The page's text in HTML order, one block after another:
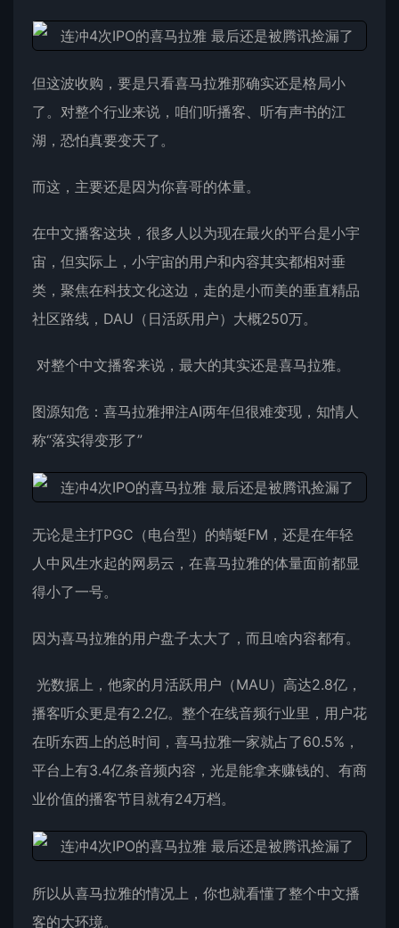
但这波收购，要是只看喜马拉雅那确实还是格局小
了。对整个行业来说，咱们听播客、听有声书的江
湖，恐怕真要变天了。
而这，主要还是因为你喜哥的体量。
在中文播客这块，很多人以为现在最火的平台是小宇
宙，但实际上，小宇宙的用户和内容其实都相对垂
类，聚焦在科技文化这边，走的是小而美的垂直精品
社区路线，DAU（日活跃用户）大概250万。
对整个中文播客来说，最大的其实还是喜马拉雅。
图源知危：喜马拉雅押注AI两年但很难变现，知情人
称“落实得变形了”
无论是主打PGC（电台型）的蜻蜓FM，还是在年轻
人中风生水起的网易云，在喜马拉雅的体量面前都显
得小了一号。
因为喜马拉雅的用户盘子太大了，而且啥内容都有。
光数据上，他家的月活跃用户（MAU）高达2.8亿，
播客听众更是有2.2亿。整个在线音频行业里，用户花
在听东西上的总时间，喜马拉雅一家就占了60.5%，
平台上有3.4亿条音频内容，光是能拿来赚钱的、有商
业价值的播客节目就有24万档。
所以从喜马拉雅的情况上，你也就看懂了整个中文播
客的大环境。